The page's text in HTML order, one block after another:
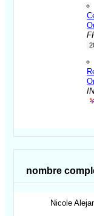
nombre
Nicole